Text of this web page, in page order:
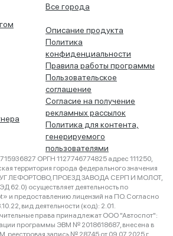
Все города
Описание продукта
Политика
конфиденциальности
Правила работы программы
Пользовательское
соглашение
Согласие на получение
рекламных рассылок
Политика для контента,
генерируемого
пользователями
ОРГН 1127746774825 адрес 111250,
территория города федерального значения
ЛЕФОРТОВО, ПРОЕЗД ЗАВОДА СЕРП И МОЛОТ,
62.0) осуществляет деятельность по
и предоставлению лицензий на ПО. Согласно
вид деятельности (код): 2.01.
права принадлежат ООО "Автоспот":
программы ЭВМ № 2018618687, внесена в
реестровая запись № 28745 от 09.07.2025 г.